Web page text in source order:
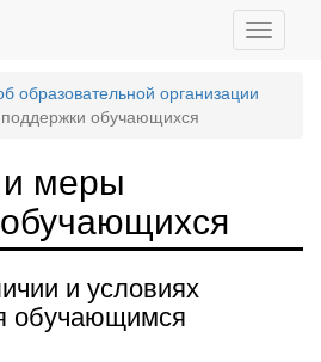
образовательной организации
обучающихся
меры
и условиях
обучающимся